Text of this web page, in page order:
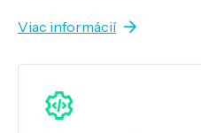
Viac informácií